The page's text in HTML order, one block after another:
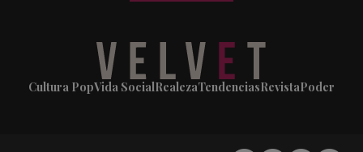
Cultura PopVida SocialRealezaTendenciasRevistaPoder